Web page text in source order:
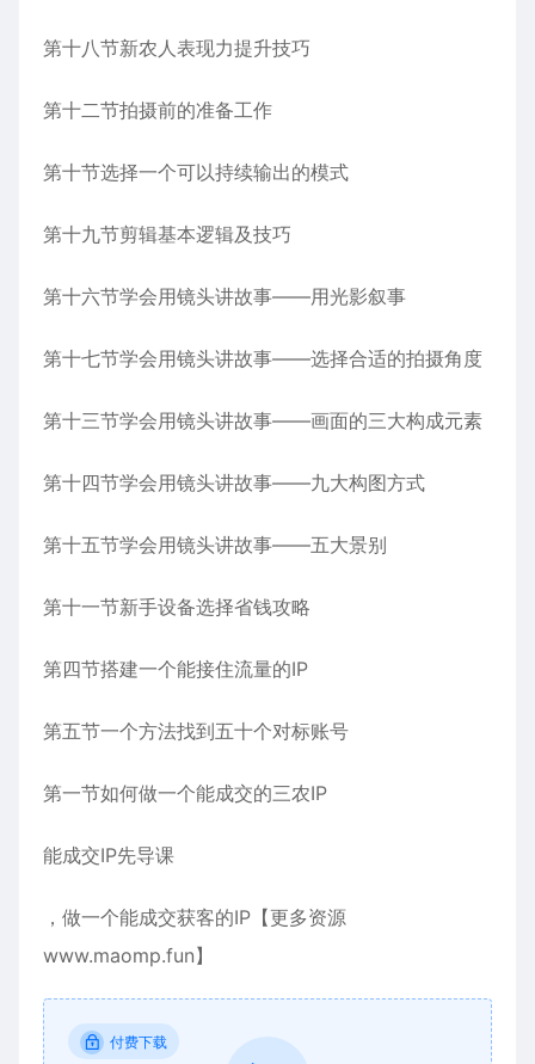
第十八节新农人表现力提升技巧
第十二节拍摄前的准备工作
第十节选择一个可以持续输出的模式
第十九节剪辑基本逻辑及技巧
第十六节学会用镜头讲故事——用光影叙事
第十七节学会用镜头讲故事——选择合适的拍摄角度
第十三节学会用镜头讲故事——画面的三大构成元素
第十四节学会用镜头讲故事——九大构图方式
第十五节学会用镜头讲故事——五大景别
第十一节新手设备选择省钱攻略
第四节搭建一个能接住流量的IP
第五节一个方法找到五十个对标账号
第一节如何做一个能成交的三农IP
能成交IP先导课
，做一个能成交获客的IP【更多资源
www.maomp.fun】
付费下载